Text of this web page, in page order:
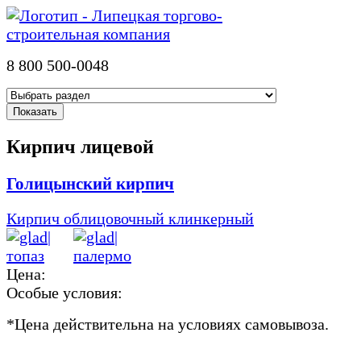
8 800 500-0048
Кирпич лицевой
Голицынский кирпич
Кирпич облицовочный клинкерный
Цена:
Особые условия:
*Цена действительна на условиях самовывоза.